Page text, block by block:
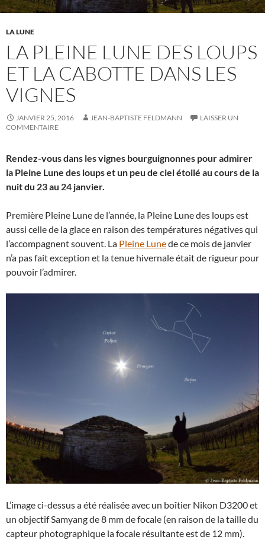
LA LUNE
LA PLEINE LUNE DES LOUPS
ET LA CABOTTE DANS LES
VIGNES
JANVIER 25, 2016 JEAN-BAPTISTE FELDMANN
LAISSER UN
COMMENTAIRE
Rendez-vous dans les vignes bourguignonnes pour admirer
la Pleine Lune des loups et un peu de ciel étoilé au cours de la
nuit du 23 au 24 janvier.
Première Pleine Lune de l’année, la Pleine Lune des loups est
aussi celle de la glace en raison des températures négatives qui
l’accompagnent souvent. La Pleine Lunede ce mois de janvier
n’a pas fait exception et la tenue hivernale était de rigueur pour
pouvoir l’admirer.
L’image ci-dessus a été réalisée avec un boîtier Nikon D3200 et
un objectif Samyang de 8 mm de focale (en raison de la taille du
capteur photographique la focale résultante est de 12 mm).